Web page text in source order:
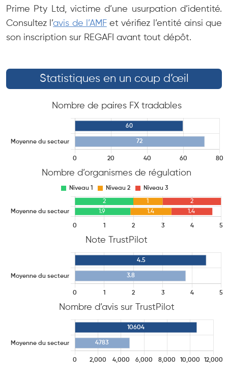
Prime Pty Ltd, victime d’une usurpation d’identité.
Consultez l’avis de l’AMFet vérifiez l’entité ainsi que
son inscription sur REGAFI avant tout dépôt.
Statistiques en un coup d’œil
Nombre de paires FX tradables
Nombre d’organismes de régulation
Note TrustPilot
Nombre d’avis sur TrustPilot